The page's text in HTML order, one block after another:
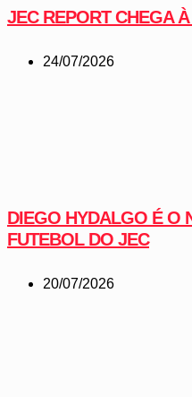
JEC REPORT CHEGA
24/07/2026
DIEGO HYDALGO É O
FUTEBOL DO JEC
20/07/2026